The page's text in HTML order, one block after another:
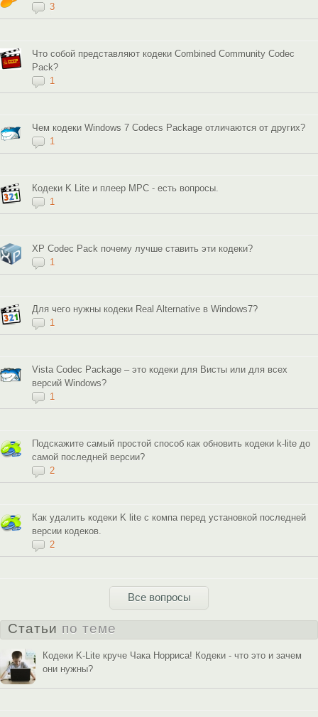
3
Что собой представляют кодеки Combined Community Codec
Pack?
1
Чем кодеки Windows 7 Codecs Package отличаются от других?
1
Кодеки K Lite и плеер MPC - есть вопросы.
1
XP Codec Pack почему лучше ставить эти кодеки?
1
Для чего нужны кодеки Real Alternative в Windows7?
1
Vista Codec Package – это кодеки для Висты или для всех
версий Windows?
1
Подскажите самый простой способ как обновить кодеки k-lite до
самой последней версии?
2
Как удалить кодеки K lite с компа перед установкой последней
версии кодеков.
2
Все вопросы
Статьи по теме
Кодеки K-Lite круче Чака Норриса! Кодеки - что это и зачем
они нужны?